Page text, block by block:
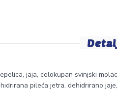
jaja, celokupan svinjski
pileća jetra, dehidrirano